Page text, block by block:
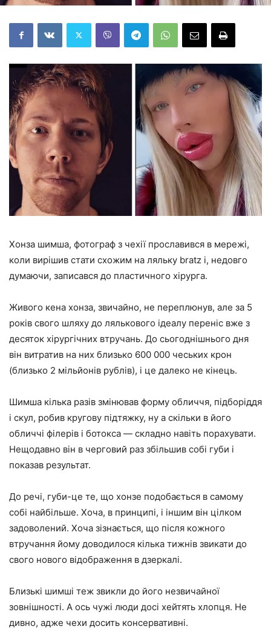
Хонза шимша, фотограф з чехії прославився в мережі,
коли вирішив стати схожим на ляльку bratz і, недовго
думаючи, записався до пластичного хірурга.
Живого кена хонза, звичайно, не переплюнув, але за 5
років свого шляху до лялькового ідеалу переніс вже з
десяток хірургічних втручань. До сьогоднішнього дня
він витратив на них близько 600 000 чеських крон
(близько 2 мільйонів рублів), і це далеко не кінець.
Шимша кілька разів змінював форму обличчя, підборіддя
і скул, робив кругову підтяжку, ну а скільки в його
обличчі філерів і ботокса — складно навіть порахувати.
Нещодавно він в черговий раз збільшив собі губи і
показав результат.
До речі, губи-це те, що хонзе подобається в самому
собі найбільше. Хоча, в принципі, і іншим він цілком
задоволений. Хоча зізнається, що після кожного
втручання йому доводилося кілька тижнів звикати до
свого нового відображення в дзеркалі.
Близькі шимші теж звикли до його незвичайної
зовнішності. А ось чужі люди досі хейтять хлопця. Не
дивно, адже чехи досить консервативні.